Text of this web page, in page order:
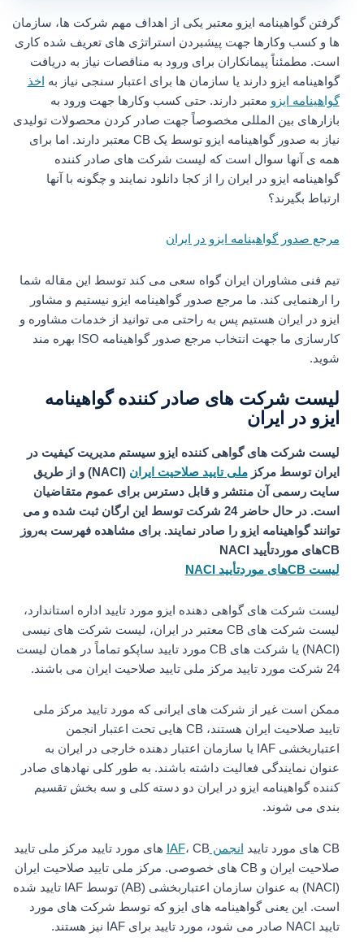
گرفتن گواهینامه ایزو معتبر یکی از اهداف مهم شرکت ها، سازمان
ها و کسب وکارها جهت پیشبردن استراتژی های تعریف شده کاری
است. مطمئناً پیمانکاران برای ورود به مناقصات نیاز به دریافت
گواهینامه ایزو دارند یا سازمان ها برای اعتبار سنجی نیاز بهاخذ
گواهینامه ایزو معتبر دارند. حتی کسب وکارها جهت ورود به
بازارهای بین المللی مخصوصاً جهت صادر کردن محصولات تولیدی
نیاز به صدور گواهینامه ایزو توسط یک CB معتبر دارند. اما برای
همه ی آنها سوال است که لیست شرکت های صادر کننده
گواهینامه ایزو در ایران را از کجا دانلود نمایند و چگونه با آنها
ارتباط بگیرند؟
مرجع صدور گواهینامه ایزو در ایران
تیم فنی مشاوران ایران گواه سعی می کند توسط این مقاله شما
را ارهنمایی کند. ما مرجع صدور گواهینامه ایزو نیستیم و مشاور
ایزو در ایران هستیم پس به راحتی می توانید از خدمات مشاوره و
کارسازی ما جهت انتخاب مرجع صدور گواهینامه ISO بهره مند
شوید.
لیست شرکت های صادر کننده گواهینامه
ایزو در ایران
لیست شرکت های گواهی کننده ایزو سیستم مدیریت کیفیت در
ایران توسط مرکز ملی تایید صلاحیت ایران
(NACI) و از طریق
سایت رسمی آن منتشر و قابل دسترس برای عموم متقاضیان
است. در حال حاضر 24 شرکت توسط این ارگان ثبت شده و می
توانند گواهینامه ایزو را صادر نمایند. برای مشاهده فهرست به‌روز
CBهای موردتأیید NACI
لیست CBهای موردتأیید NACI
لیست شرکت های گواهی دهنده ایزو مورد تایید اداره استاندارد،
لیست شرکت های CB معتبر در ایران، لیست شرکت های نیسی
(NACI) یا شرکت های CB مورد تایید ساپکو تماماً در همان لیست
24 شرکت مورد تایید مرکز ملی تایید صلاحیت ایران می باشند.
ممکن است غیر از شرکت های ایرانی که مورد تایید مرکز ملی
تایید صلاحیت ایران هستند، CB هایی تحت اعتبار انجمن
اعتباربخشی IAF یا سازمان اعتبار دهنده خارجی در ایران به
عنوان نمایندگی فعالیت داشته باشند. به طور کلی نهادهای صادر
کننده گواهینامه ایزو در ایران دو دسته کلی و سه بخش تقسیم
بندی می شوند.
CB های مورد تایید انجمن IAF
، CB های مورد تایید مرکز ملی تایید
صلاحیت ایران و CB های خصوصی. مرکز ملی تایید صلاحیت ایران
(NACI) به عنوان سازمان اعتباربخشی (AB) توسط IAF تایید شده
است. این یعنی گواهینامه های ایزو که توسط شرکت های مورد
تایید NACI صادر می شود، مورد تایید برای IAF نیز هستند.